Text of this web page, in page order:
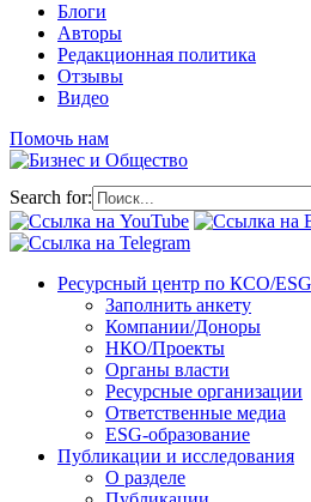
Блоги
Авторы
Редакционная политика
Отзывы
Видео
Помочь нам
Search for:
Перейти
содержимому
Ресурсный центр по КСО/ESG
Заполнить анкету
Компании/Доноры
НКО/Проекты
Органы власти
Ресурсные организации
Ответственные медиа
ESG-образование
Публикации и исследования
О разделе